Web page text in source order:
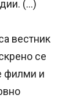
(…)
вестник
се
филми и